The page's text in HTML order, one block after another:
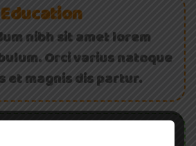
Education
nibh sit amet lorem
Orci varius natoque
et magnis dis partur.